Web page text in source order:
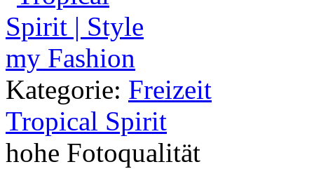
Kategorie: Freizeit
Tropical Spirit
hohe Fotoqualität